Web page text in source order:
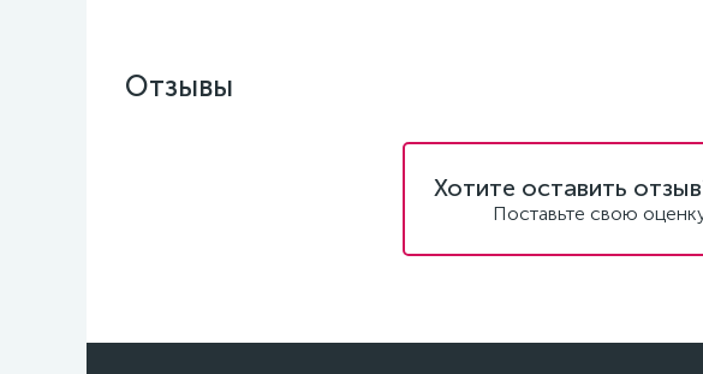
Отзывы
Хотите оставить
Поставьте свою